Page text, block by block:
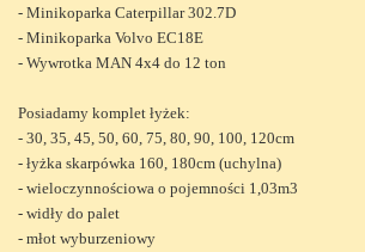
- Minikoparka Caterpillar 302.7D
- Minikoparka Volvo EC18E
- Wywrotka MAN 4x4 do 12 ton
Posiadamy komplet łyżek:
- 30, 35, 45, 50, 60, 75, 80, 90, 100, 120cm
- łyżka skarpówka 160, 180cm (uchylna)
- wieloczynnościowa o pojemności 1,03m3
- widły do palet
- młot wyburzeniowy